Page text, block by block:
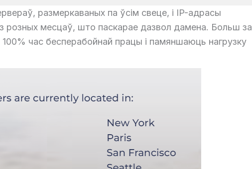
размеркаваных па ўсім свеце, і IP-адрасы
розных месцаў, што паскарае дазвол дамена. Больш за
час бесперабойнай працы і памяншаюць нагрузку